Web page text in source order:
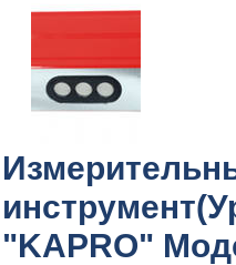
"KAPRO"